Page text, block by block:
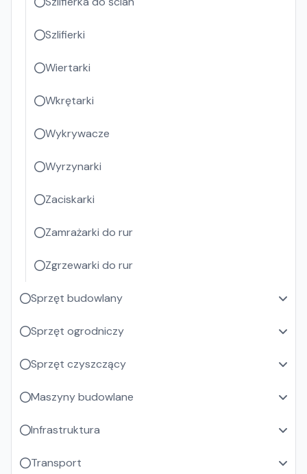
Szlifierki
Wiertarki
Wkrętarki
Wykrywacze
Wyrzynarki
Zaciskarki
Zamrażarki do rur
Zgrzewarki do rur
Sprzęt budowlany
Sprzęt ogrodniczy
Sprzęt czyszczący
Maszyny budowlane
Infrastruktura
Transport